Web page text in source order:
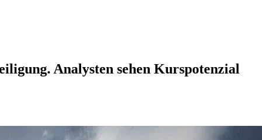
Analysten sehen Kurspotenzial